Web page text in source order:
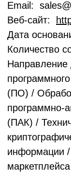
Email:
Веб-сайт:
Дата
Количество
Направление
(ПО) /
программно-
(ПАК) /
информации /